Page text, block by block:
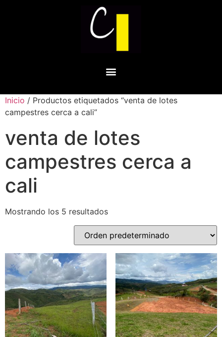
Inicio / Productos etiquetados “venta de lotes
campestres cerca a cali”
venta de lotes
campestres cerca a
cali
Mostrando los 5 resultados